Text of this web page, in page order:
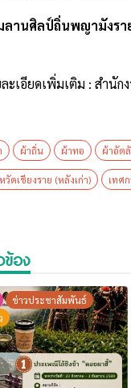
านศิลป์ถิ่นพญามังรา
ะเอียดเพิ่มเติม : สำนั
ผ้าถิ่น ผ้าทอ ผ้าอัต
วัดเชียงราย (หลังเก่า) เทศ
ข้อง
ข่าวประชาสัมพันธ์